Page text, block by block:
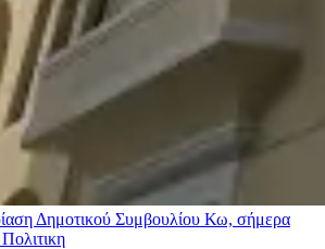
Δημοτικού Συμβουλίου Κω, σήμερα
Πολιτικη